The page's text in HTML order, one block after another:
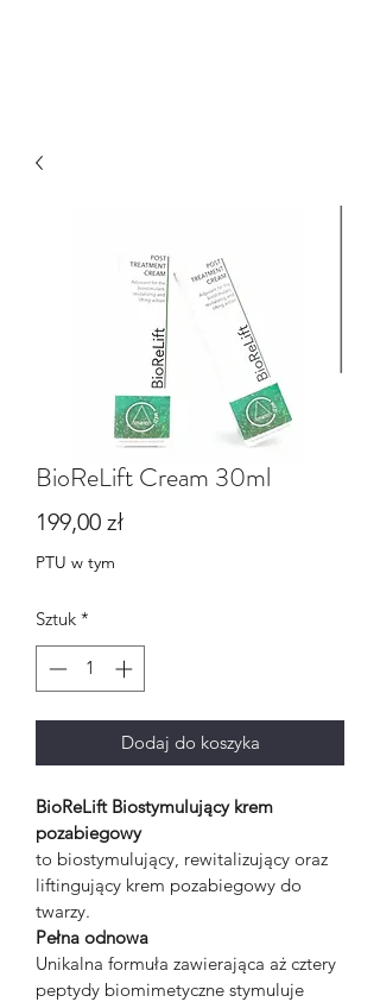
BioReLift Cream 30ml
199,00 złCena
PTU w tym
Sztuk *
Dodaj do koszyka
BioReLift Biostymulujący krem
pozabiegowy
to biostymulujący, rewitalizujący oraz
liftingujący krem pozabiegowy do
twarzy.
Pełna odnowa
Unikalna formuła zawierająca aż cztery
peptydy biomimetyczne stymuluje